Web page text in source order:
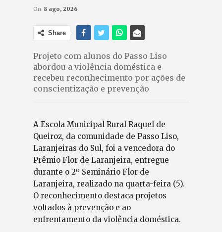
On 8 ago, 2026
Share
Projeto com alunos do Passo Liso
abordou a violência doméstica e
recebeu reconhecimento por ações de
conscientização e prevenção
A Escola Municipal Rural Raquel de
Queiroz, da comunidade de Passo Liso,
Laranjeiras do Sul, foi a vencedora do
Prêmio Flor de Laranjeira, entregue
durante o 2º Seminário Flor de
Laranjeira, realizado na quarta-feira (5).
O reconhecimento destaca projetos
voltados à prevenção e ao
enfrentamento da violência doméstica.